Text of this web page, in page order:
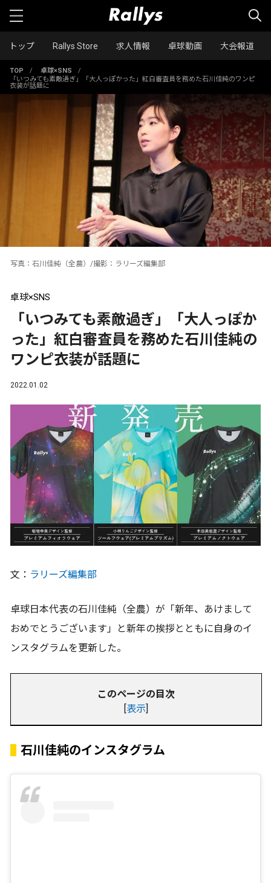
トップ Rallys Store 求人情報 卓球動画 大会報道
TOP / 卓球×SNS
/
「いつみても素敵過ぎ」「大人っぽかった」紅白審査員を務めた石川佳純のワンピ
衣装が話題に
写真：石川佳純（全農）/撮影：ラリーズ編集部
卓球×SNS
「いつみても素敵過ぎ」「大人っぽか
った」紅白審査員を務めた石川佳純の
ワンピ衣装が話題に
2022.01.02
文： ラリーズ編集部
卓球日本代表の石川佳純（全農）が「新年、あけまして
おめでとうございます」と新年の挨拶とともに自身のイ
ンスタグラムを更新した。
このページの目次
[表示]
石川佳純のインスタグラム